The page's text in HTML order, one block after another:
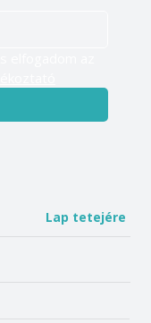
Lap tetejére